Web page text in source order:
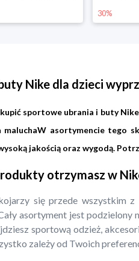
30%
Nike dla dzieci
sportowe ubrania i buty
maluchaW asortymencie tego
jakością oraz wygodą.
otrzymasz w
się przede wszystkim
asortyment jest podzielony
sportową odzież,
zależy od Twoich